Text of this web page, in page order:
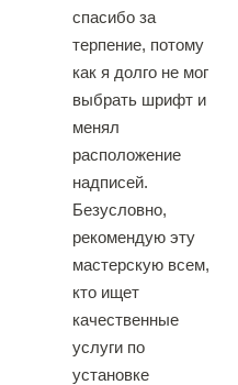
спасибо за
терпение, потому
как я долго не мог
выбрать шрифт и
менял
расположение
надписей.
Безусловно,
рекомендую эту
мастерскую всем,
кто ищет
качественные
услуги по
установке